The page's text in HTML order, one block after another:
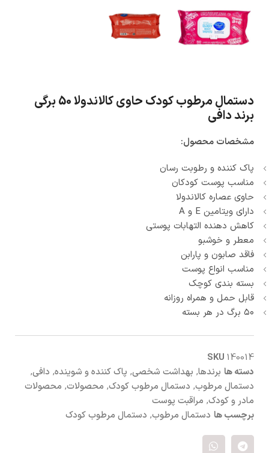
دستمال مرطوب کودک حاوی کالاندولا 50 برگی
برند دافی
مشخصات محصول:
پاک کننده و رطوبت رسان
مناسب پوست کودکان
حاوی عصاره کالاندولا
دارای ویتامین E و A
کاهش دهنده التهابات پوستی
معطر و خوشبو
فاقد صابون و پارابن
مناسب انواع پوست
بسته بندی کوچک
قابل حمل و همراه روزانه
۵۰ برگ در هر بسته
SKU 140014
دسته ها برندها, بهداشت شخصی, پاک کننده و شوینده, دافی,
دستمال مرطوب, دستمال مرطوب کودک, محصولات, محصولات
مادر و کودک, مراقبت پوست
برچسب ها دستمال مرطوب, دستمال مرطوب کودک